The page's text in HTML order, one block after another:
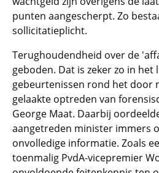
punten aangescherpt. Zo
sollicitatieplicht.
Terughoudendheid over de
geboden. Dat is zeker zo in het
gebeurtenissen rond het door
gelaakte optreden van
George Maat. Daarbij
aangetreden minister immers
onvolledige informatie. Zoals
toenmalig PvdA-vicepremier